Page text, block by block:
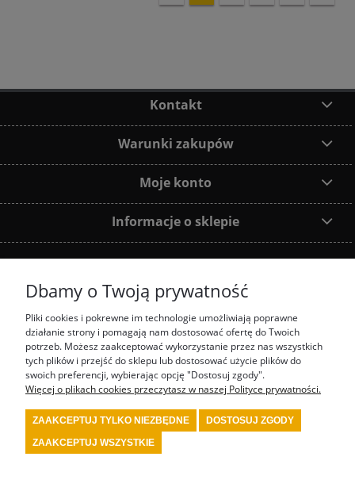
Kontakt
Warunki zakupów
Moje konto
Informacje o sklepie
Dołącz do nas:
Najczęściej wyszukiwane produkty:
prezenty motorsport fotel biurowy OMP tanie akcesoria rajdowe red spec
wyposażenie rajdowe turn one przedstawiciel stilo przedstawiciel OMP
kombinezon kartingowy kombinezon OMP kask Stilo sklep rajdowy rally shop
system gaśniczy fia wyposażenie serwisu motorsport wyposażenie bezpieczeństwa
wyposażenie kierowcy rajdowego wyposażenie samochodu rajdowego
kask kartingowy kask fia skarpety fia
kombinezon fia kombinezon rajdowy
gadżety tanie akcesoria motorsport
Dbamy o Twoją prywatność
Pliki cookies i pokrewne im technologie umożliwiają poprawne
działanie strony i pomagają nam dostosować ofertę do Twoich
potrzeb. Możesz zaakceptować wykorzystanie przez nas wszystkich
tych plików i przejść do sklepu lub dostosować użycie plików do
swoich preferencji, wybierając opcję "Dostosuj zgody".
Więcej o plikach cookies przeczytasz w naszej Polityce prywatności.
ZAAKCEPTUJ TYLKO NIEZBĘDNE
DOSTOSUJ ZGODY
ZAAKCEPTUJ WSZYSTKIE